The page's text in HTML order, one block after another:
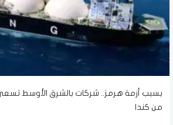
بسبب أزمة هرمز.. شركات بالشرق الأوسط تسعى
من كندا